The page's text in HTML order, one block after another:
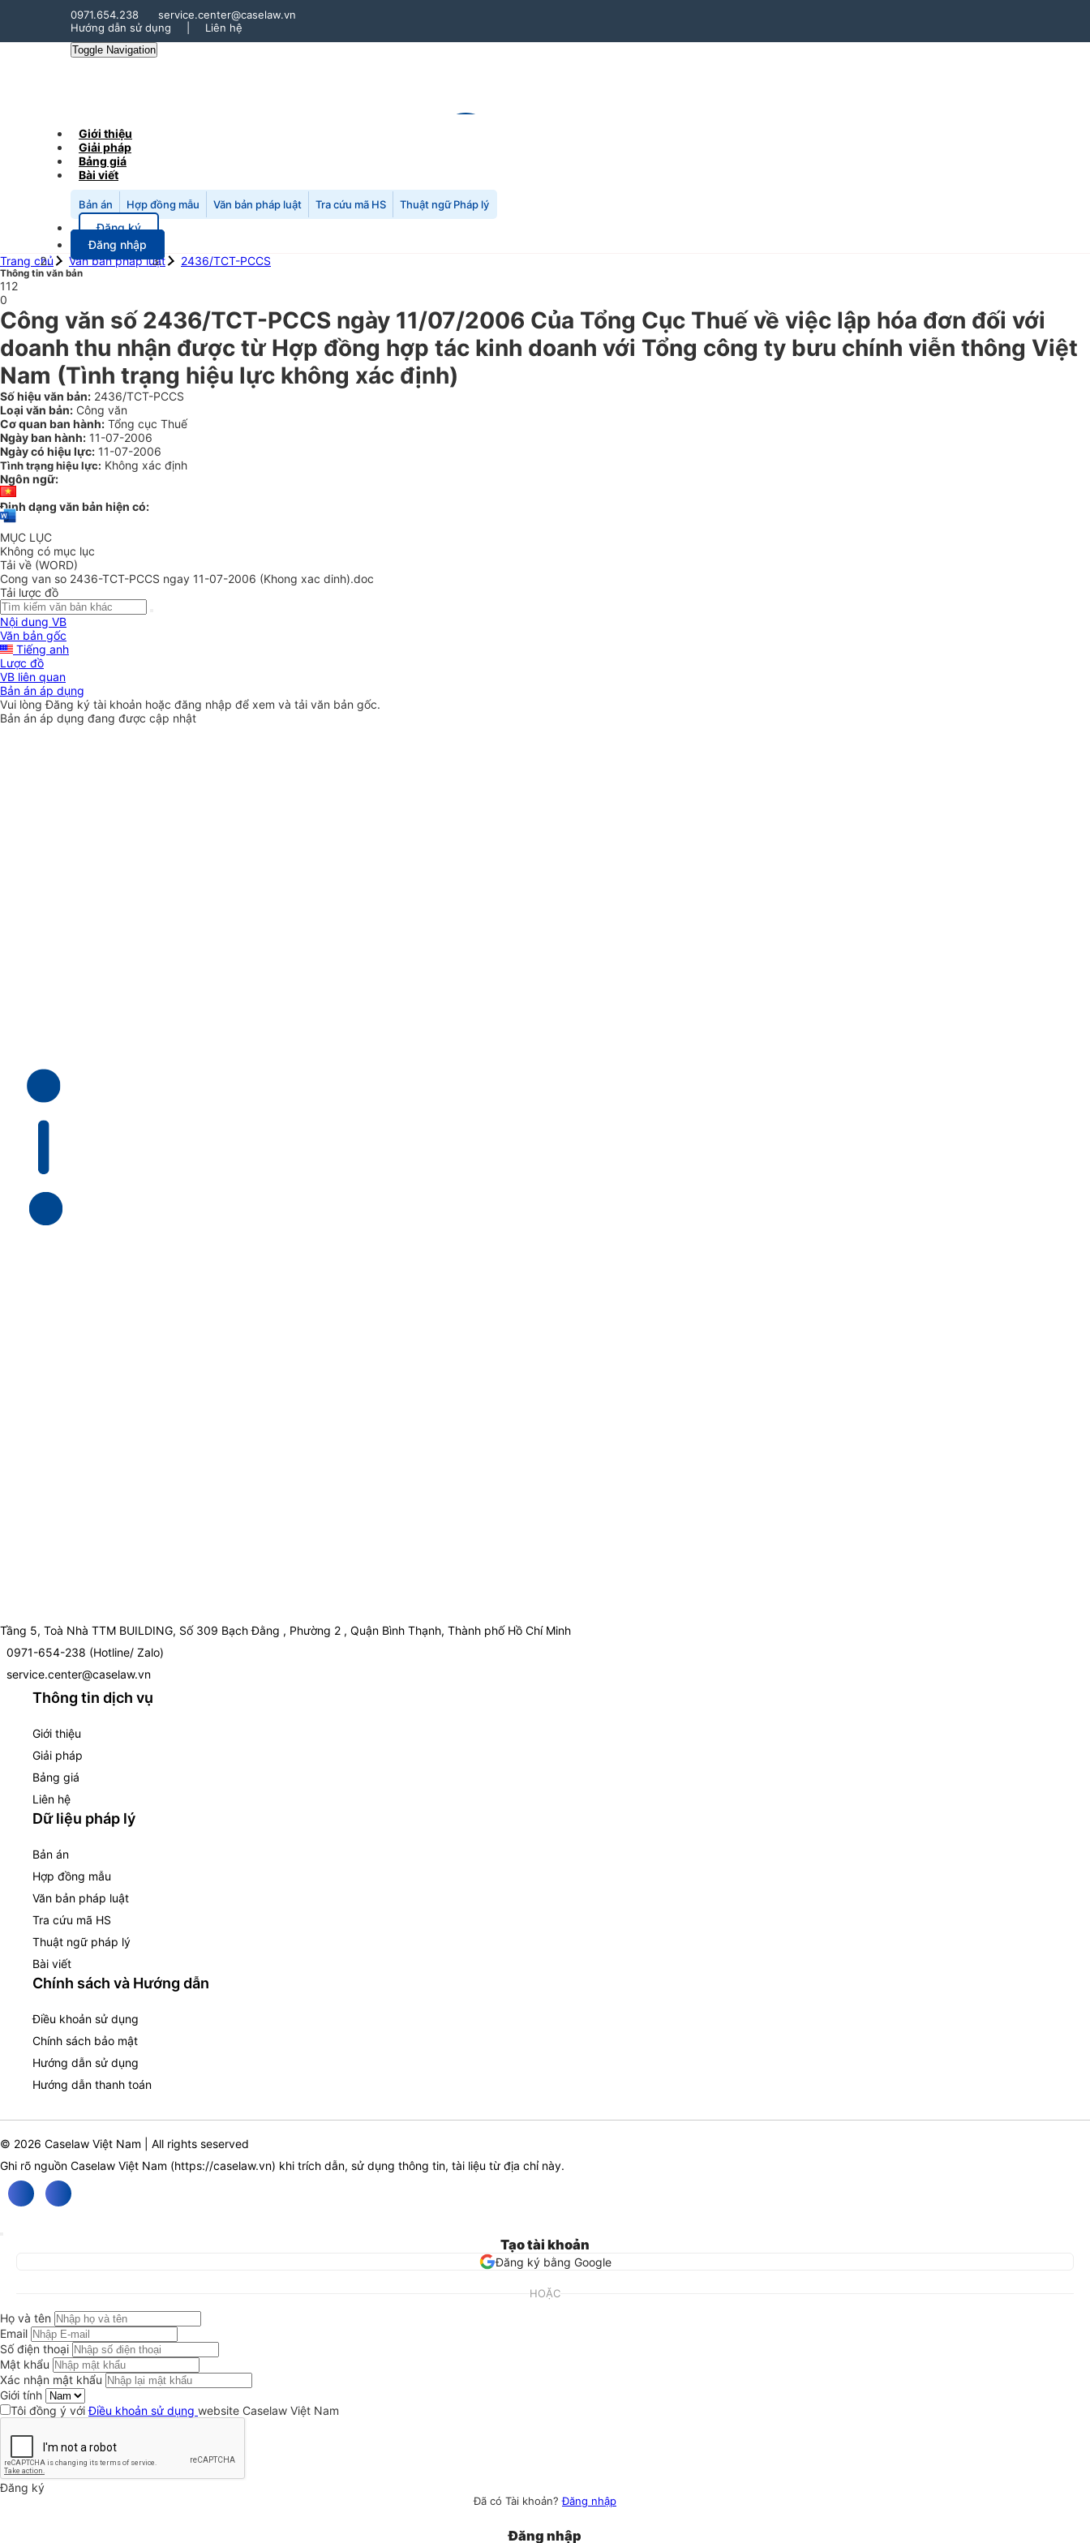
0971.654.238
service.center@caselaw.vn
Hướng dẫn sử dụng
Liên hệ
Toggle Navigation
Giới thiệu
Giải pháp
Bảng giá
Bài viết
Bản án Hợp đồng mẫu Văn bản pháp luật Tra cứu mã HS Thuật ngữ Pháp lý
Đăng ký
Đăng nhập
Trang chủ
Văn bản pháp luật 2436/TCT-PCCS
Thông tin văn bản
112
0
Công văn số 2436/TCT-PCCS ngày 11/07/2006 Của Tổng Cục Thuế về việc lập hóa đơn đối với
doanh thu nhận được từ Hợp đồng hợp tác kinh doanh với Tổng công ty bưu chính viễn thông Việt
Nam (Tình trạng hiệu lực không xác định)
Số hiệu văn bản: 2436/TCT-PCCS
Loại văn bản: Công văn
Cơ quan ban hành: Tổng cục Thuế
Ngày ban hành: 11-07-2006
Ngày có hiệu lực: 11-07-2006
Tình trạng hiệu lực: Không xác định
Ngôn ngữ:
Định dạng văn bản hiện có:
MỤC LỤC
Không có mục lục
Tải về (WORD)
Cong van so 2436-TCT-PCCS ngay 11-07-2006 (Khong xac dinh).doc
Tải lược đồ
Nội dung VB
Văn bản gốc
Tiếng anh
Lược đồ
VB liên quan
Bản án áp dụng
Vui lòngĐăng ký tài khoản hoặc đăng nhập để xem và tải văn bản gốc.
Bản án áp dụng đang được cập nhật
Tầng 5, Toà Nhà TTM BUILDING, Số 309 Bạch Đằng , Phường 2 , Quận Bình Thạnh, Thành phố Hồ Chí Minh
0971-654-238 (Hotline/ Zalo)
service.center@caselaw.vn
Thông tin dịch vụ
Giới thiệu
Giải pháp
Bảng giá
Liên hệ
Dữ liệu pháp lý
Bản án
Hợp đồng mẫu
Văn bản pháp luật
Tra cứu mã HS
Thuật ngữ pháp lý
Bài viết
Chính sách và Hướng dẫn
Điều khoản sử dụng
Chính sách bảo mật
Hướng dẫn sử dụng
Hướng dẫn thanh toán
© 2026 Caselaw Việt Nam | All rights seserved
Ghi rõ nguồn Caselaw Việt Nam (https://caselaw.vn) khi trích dẫn, sử dụng thông tin, tài liệu từ địa chỉ này.
Tạo tài khoản
Đăng ký bằng Google
HOẶC
Họ và tên
Email
Số điện thoại
Mật khẩu
Xác nhận mật khẩu
Giới tính
Tôi đồng ý vớiĐiều khoản sử dụng website Caselaw Việt Nam
Đăng ký
Đã có Tài khoản?Đăng nhập
Đăng nhập